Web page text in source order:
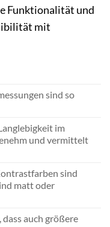
Funktionalität und
mit
sind so
im
und vermittelt
sind
matt oder
auch größere